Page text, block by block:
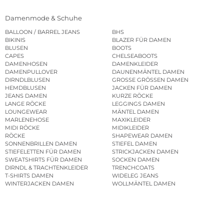
Damenmode & Schuhe
BALLOON / BARREL JEANS
BHS
BIKINIS
BLAZER FÜR DAMEN
BLUSEN
BOOTS
CAPES
CHELSEABOOTS
DAMENHOSEN
DAMENKLEIDER
DAMENPULLOVER
DAUNENMÄNTEL DAMEN
DIRNDLBLUSEN
GROSSE GRÖSSEN DAMEN
HEMDBLUSEN
JACKEN FÜR DAMEN
JEANS DAMEN
KURZE RÖCKE
LANGE RÖCKE
LEGGINGS DAMEN
LOUNGEWEAR
MÄNTEL DAMEN
MARLENEHOSE
MAXIKLEIDER
MIDI RÖCKE
MIDIKLEIDER
RÖCKE
SHAPEWEAR DAMEN
SONNENBRILLEN DAMEN
STIEFEL DAMEN
STIEFELETTEN FÜR DAMEN
STRICKJACKEN DAMEN
SWEATSHIRTS FÜR DAMEN
SOCKEN DAMEN
DIRNDL & TRACHTENKLEIDER
TRENCHCOATS
T-SHIRTS DAMEN
WIDELEG JEANS
WINTERJACKEN DAMEN
WOLLMÄNTEL DAMEN